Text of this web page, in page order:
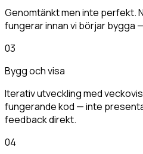
Genomtänkt men inte perfekt.
fungerar innan vi börjar bygga
03
Bygg och visa
Iterativ utveckling med
fungerande kod — inte
feedback direkt.
04